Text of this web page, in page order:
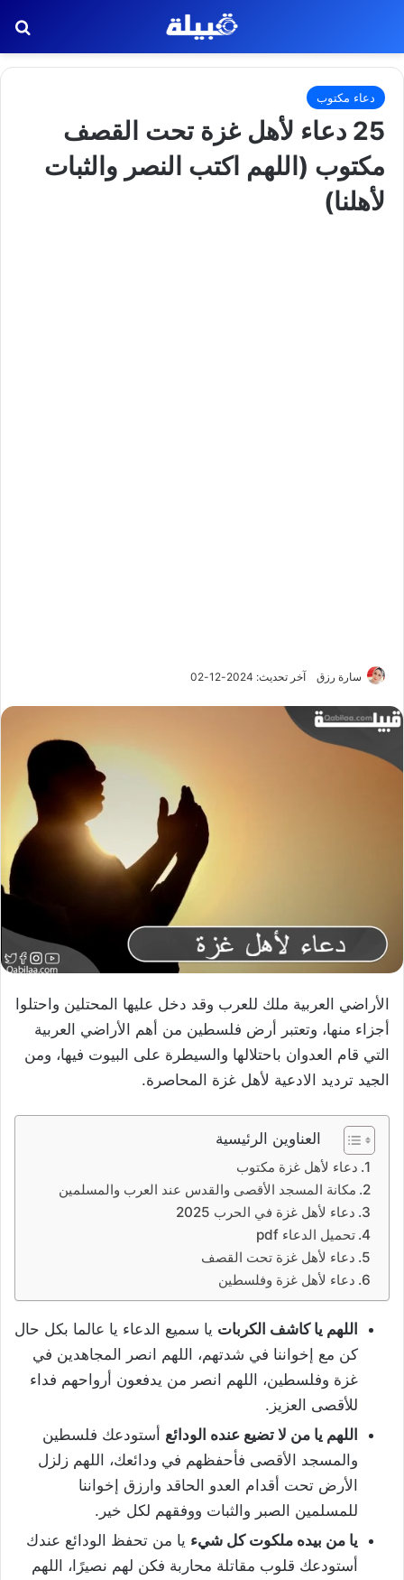
دعاء مكتوب
25 دعاء لأهل غزة تحت القصف
مكتوب (اللهم اكتب النصر والثبات
لأهلنا)
سارة رزق آخر تحديث: 2024-12-02
الأراضي العربية ملك للعرب وقد دخل عليها المحتلين واحتلوا
أجزاء منها، وتعتبر أرض فلسطين من أهم الأراضي العربية
التي قام العدوان باحتلالها والسيطرة على البيوت فيها، ومن
الجيد ترديد الادعية لأهل غزة المحاصرة.
العناوين الرئيسية
دعاء لأهل غزة مكتوب
مكانة المسجد الأقصى والقدس عند العرب والمسلمين
دعاء لأهل غزة في الحرب 2025
تحميل الدعاء pdf
دعاء لأهل غزة تحت القصف
دعاء لأهل غزة وفلسطين
اللهم يا كاشف الكربات يا سميع الدعاء يا عالما بكل حال
كن مع إخواننا في شدتهم، اللهم انصر المجاهدين في
غزة وفلسطين، اللهم انصر من يدفعون أرواحهم فداء
للأقصى العزيز.
اللهم يا من لا تضيع عنده الودائع أستودعك فلسطين
والمسجد الأقصى فأحفظهم في ودائعك، اللهم زلزل
الأرض تحت أقدام العدو الحاقد وارزق إخواننا
للمسلمين الصبر والثبات ووفقهم لكل خير.
يا من بيده ملكوت كل شيء يا من تحفظ الودائع عندك
أستودعك قلوب مقاتلة محاربة فكن لهم نصيرًا، اللهم